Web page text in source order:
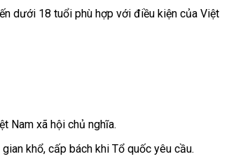
dưới 18 tuổi phù hợp với điều kiện của Việt
Nam xã hội chủ nghĩa.
khổ, cấp bách khi Tổ quốc yêu cầu.